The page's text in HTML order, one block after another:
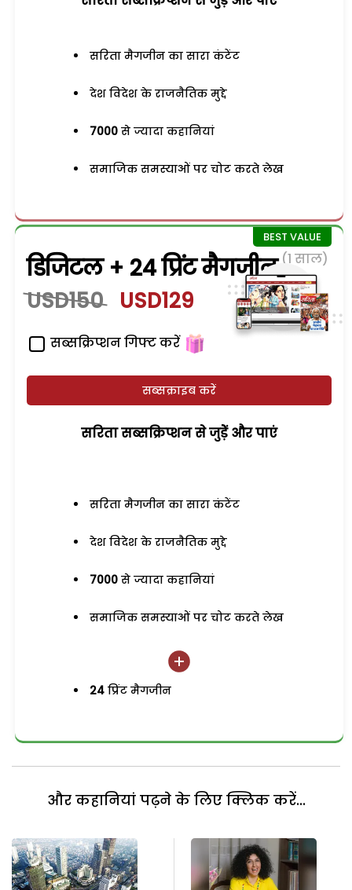
सरिता मैगजीन का सारा कंटेंट
देश विदेश के राजनैतिक मुद्दे
7000 से ज्यादा कहानियां
समाजिक समस्याओं पर चोट करते लेख
डिजिटल + 24 प्रिंट मैगजीन (1 साल)
USD150 USD129
सब्सक्रिप्शन गिफ्ट करें
सब्सक्राइब करें
सरिता सब्सक्रिप्शन से जुड़ेें और पाएं
सरिता मैगजीन का सारा कंटेंट
देश विदेश के राजनैतिक मुद्दे
7000 से ज्यादा कहानियां
समाजिक समस्याओं पर चोट करते लेख
24 प्रिंट मैगजीन
और कहानियां पढ़ने के लिए क्लिक करें...